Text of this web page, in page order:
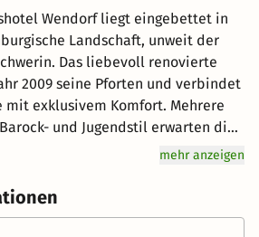
Wendorf liegt eingebettet in
Landschaft, unweit der
Das liebevoll renovierte
2009 seine Pforten und verbindet
Komfort. Mehrere
und Jugendstil erwarten die
Jede Suite ist individuell
Exklusivität prägen den
Hauses. Nur wenige
mehr anzeigen